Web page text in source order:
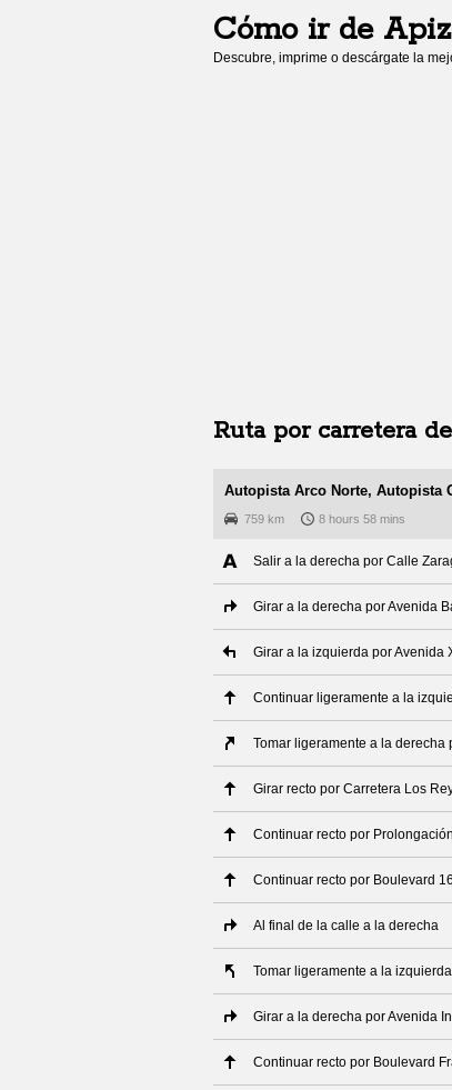
Cómo ir de
Descubre, imprime o descárgate la
Ruta por carretera de
Autopista Arco Norte, Autopista
759 km 8 hours 58 mins
Salir a la derecha por Calle
Girar a la derecha por Avenida
Girar a la izquierda por Avenida
Continuar ligeramente a la
Tomar ligeramente a la derecha
Girar recto por Carretera Los
Continuar recto por
Continuar recto por Boulevard
Al final de la calle a la derecha
Tomar ligeramente a la izquierda
Girar a la derecha por Avenida
Continuar recto por Boulevard